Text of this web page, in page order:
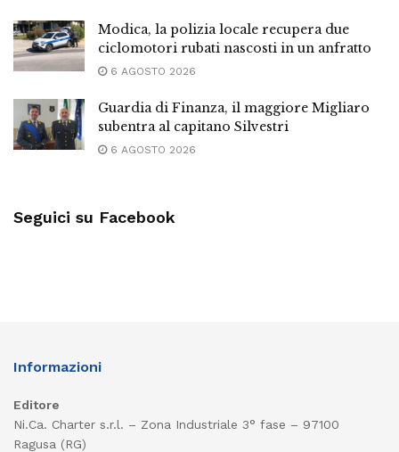
Modica, la polizia locale recupera due
ciclomotori rubati nascosti in un anfratto
6 AGOSTO 2026
Guardia di Finanza, il maggiore Migliaro
subentra al capitano Silvestri
6 AGOSTO 2026
Seguici su Facebook
Informazioni
Editore
Ni.Ca. Charter s.r.l. – Zona Industriale 3° fase – 97100
Ragusa (RG)